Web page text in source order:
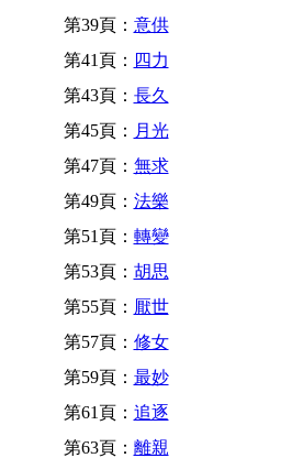
第39頁： 意供
第41頁： 四力
第43頁： 長久
第45頁： 月光
第47頁： 無求
第49頁： 法樂
第51頁： 轉變
第53頁： 胡思
第55頁： 厭世
第57頁： 修女
第59頁： 最妙
第61頁： 追逐
第63頁： 離親